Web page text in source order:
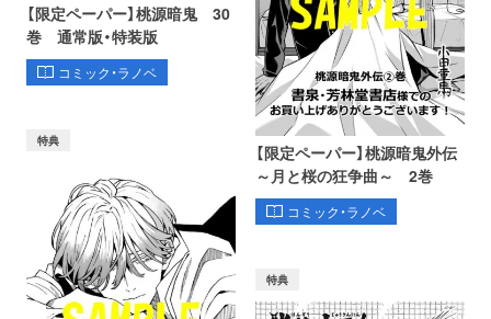
【限定ペーパー】桃源暗鬼 30
巻 通常版・特装版
コミック・ラノベ
【限定ペーパー】桃源暗鬼外伝
～月と桜の狂争曲～ 2巻
コミック・ラノベ
特典
特典